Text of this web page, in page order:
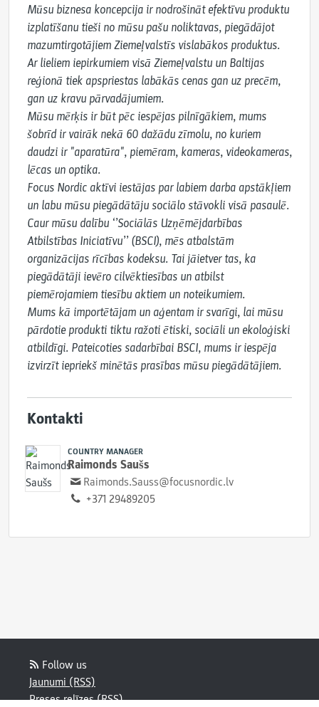
Mūsu biznesa koncepcija ir nodrošināt efektīvu produktu
izplatīšanu tieši no mūsu pašu noliktavas, piegādājot
mazumtirgotājiem Ziemeļvalstīs vislabākos produktus.
Ar lieliem iepirkumiem visā Ziemeļvalstu un Baltijas
reģionā tiek apspriestas labākās cenas gan uz precēm,
gan uz kravu pārvadājumiem.
Mūsu mērķis ir būt pēc iespējas pilnīgākiem, mums
šobrīd ir vairāk nekā 60 dažādu zīmolu, no kuriem
daudzi ir "aparatūra", piemēram, kameras, videokameras,
lēcas un optika.
Focus Nordic aktīvi iestājas par labiem darba apstākļiem
un labu mūsu piegādātāju sociālo stāvokli visā pasaulē.
Caur mūsu dalību ‘’Sociālās Uzņēmējdarbības
Atbilstības Iniciatīvu’’ (BSCI), mēs atbalstām
organizācijas rīcības kodeksu. Tai jāietver tas, ka
piegādātāji ievēro cilvēktiesības un atbilst
piemērojamiem tiesību aktiem un noteikumiem.
Mums kā importētājam un aģentam ir svarīgi, lai mūsu
pārdotie produkti tiktu ražoti ētiski, sociāli un ekoloģiski
atbildīgi. Pateicoties sadarbībai BSCI, mums ir iespēja
izvirzīt iepriekš minētās prasības mūsu piegādātājiem.
Kontakti
COUNTRY MANAGER
Raimonds Saušs
Raimonds.Sauss@focusnordic.lv
+371 29489205
Follow us
Jaunumi (RSS)
Preses relīzes (RSS)